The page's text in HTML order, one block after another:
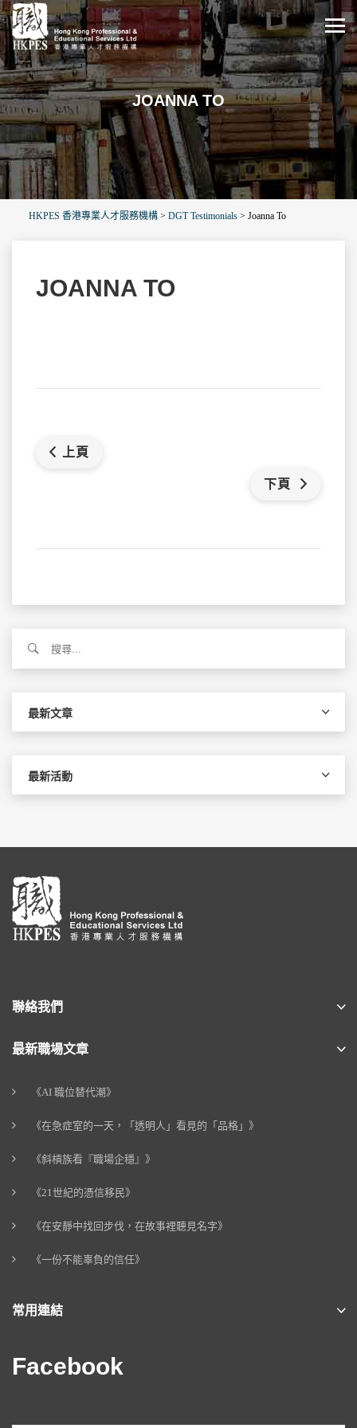
JOANNA TO
HKPES 香港專業人才服務機構 > DGT Testimonials > Joanna To
JOANNA TO
上頁
下頁
關
最新文章
最新活動
聯絡我們
最新職場文章
《AI 職位替代潮》
《在急症室的一天，「透明人」看見的「品格」》
《斜槓族看『職場企穩』》
《21世紀的憑信移民》
《在安靜中找回步伐，在故事裡聽見名字》
《一份不能辜負的信任》
常用連結
Facebook